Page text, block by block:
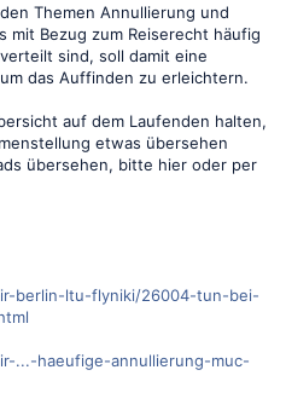
Themen Annullierung und
mit Bezug zum Reiserecht häufig
sind, soll damit eine
das Auffinden zu erleichtern.
auf dem Laufenden halten,
etwas übersehen
übersehen, bitte hier oder per
berlin-ltu-flyniki/26004-tun-bei-
...-haeufige-annullierung-muc-